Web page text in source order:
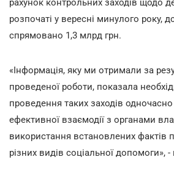
рахунок контрольних заходів щодо
розпочаті у вересні минулого року,
спрямовано 1,3 млрд грн.
«Інформація, яку ми отримали за
проведеної роботи, показала
проведення таких заходів
ефективної взаємодії з органами
використання встановлених фактів
різних видів соціальної